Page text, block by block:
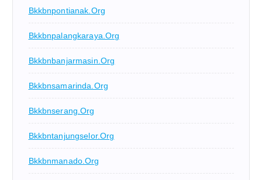
Bkkbnpontianak.org
Bkkbnpalangkaraya.org
Bkkbnbanjarmasin.org
Bkkbnsamarinda.org
Bkkbnserang.org
Bkkbntanjungselor.org
Bkkbnmanado.org